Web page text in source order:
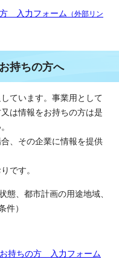
方 入力フォーム （外部リン
持ちの方へ
ています。事業用として
は情報をお持ちの方は是
、その企業に情報を提供
です。
態、都市計画の用途地域、
件）
持ちの方 入力フォーム